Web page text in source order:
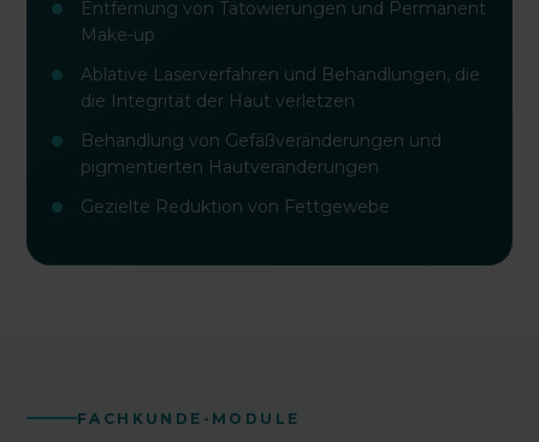
Entfernung von Tätowierungen und Permanent
Make-up
Ablative Laserverfahren und Behandlungen, die
die Integrität der Haut verletzen
Behandlung von Gefäßveränderungen und
pigmentierten Hautveränderungen
Gezielte Reduktion von Fettgewebe
FACHKUNDE-MODULE